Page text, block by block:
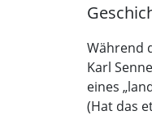
Während
Karl
eines
(Hat das